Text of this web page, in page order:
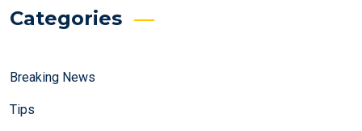
Categories
Breaking News
Tips